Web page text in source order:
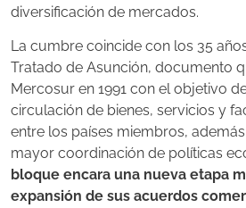
diversificación de mercados.
La cumbre coincide con los 35
Tratado de Asunción, documento
Mercosur en 1991 con el objetivo
circulación de bienes, servicios y
entre los países miembros,
mayor coordinación de políticas
bloque encara una nueva etapa
expansión de sus acuerdos